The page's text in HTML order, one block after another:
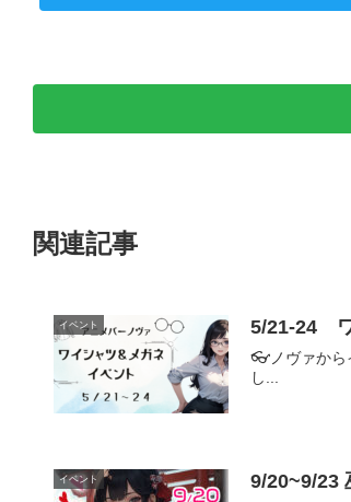
関連記事
イベント 5/21‐24
👓ノヴァから
し...
イベント 9/20~9/23